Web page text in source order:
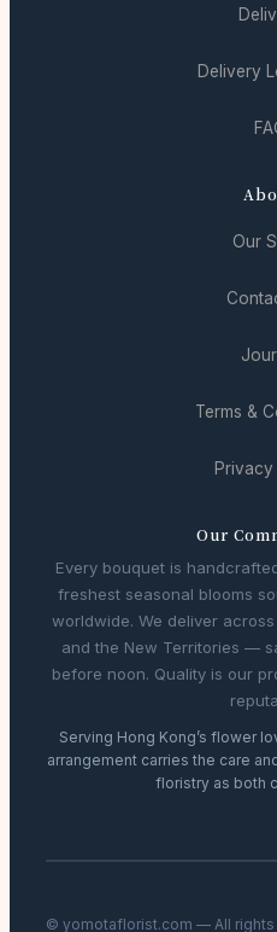
Delivery
Our
Terms &
Our
Every bouquet is
freshest seasonal blooms
worldwide. We deliver
and the New Territories —
before noon. Quality is our
Serving Hong Kong’s flower
arrangement carries the care
floristry as both
© yomotaflorist.com — All rights